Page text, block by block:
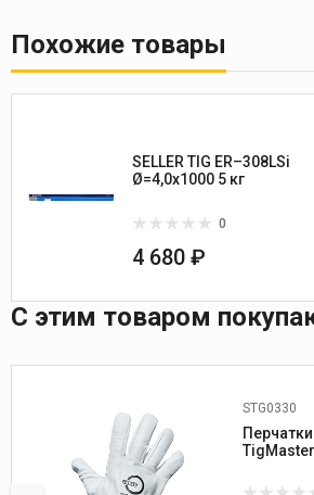
Похожие товары
SELLER TIG ER–308LSi
Ø=4,0х1000 5 кг
0
4 680 ₽
С этим товаром
STG0330